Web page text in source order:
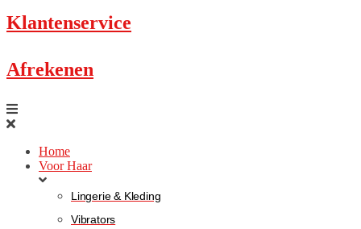
Klantenservice
Afrekenen
Home
Voor Haar
Lingerie & Kleding
Vibrators